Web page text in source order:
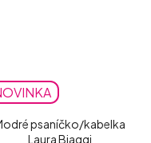
psaníčko/kabelka
Laura Biaggi